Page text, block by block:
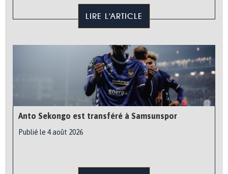
LIRE L'ARTICLE
Anto Sekongo est transféré à Samsunspor
Publié le 4 août 2026